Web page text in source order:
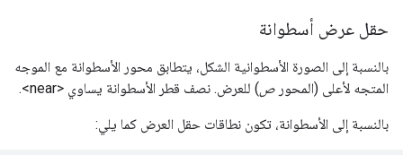
حقل عرض أسطوانة
بالنسبة إلى الصورة الأسطوانية الشكل، يتطابق محور الأسطوانة مع الموجه
المتجه لأعلى (المحور ص) للعرض. نصف قطر الأسطوانة يساوي <near>.
بالنسبة إلى الأسطوانة، تكون نطاقات حقل العرض كما يلي: